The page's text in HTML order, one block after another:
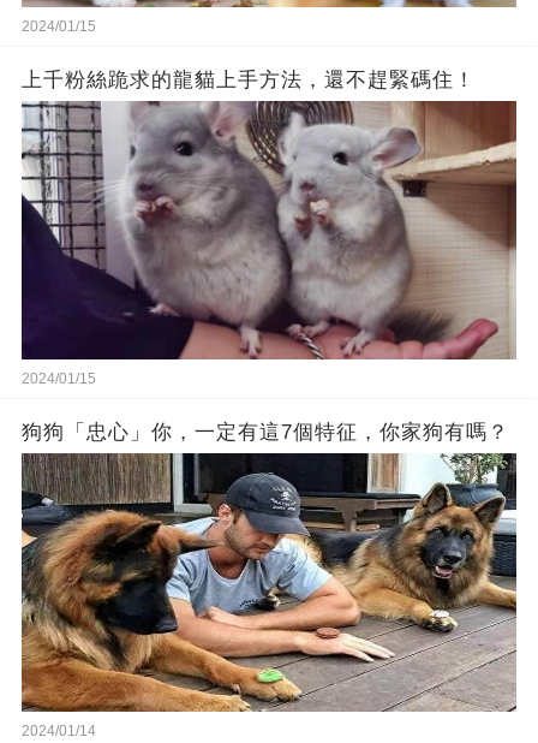
2024/01/15
上千粉絲跪求的龍貓上手方法，還不趕緊碼住！
2024/01/15
狗狗「忠心」你，一定有這7個特征，你家狗有嗎？
2024/01/14